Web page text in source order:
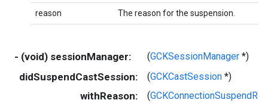
reason The reason for the suspension.
- (void) sessionManager: (GCKSessionManager *)
didSuspendCastSession: (GCKCastSession *)
withReason: (